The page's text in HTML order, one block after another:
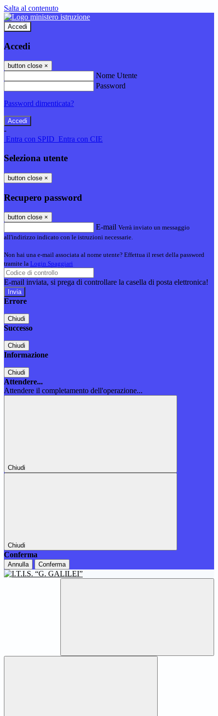
Salta al contenuto
Accedi
Accedi
button close ×
Nome Utente
Password
Password dimenticata?
-
Entra con SPID Entra con CIE
Seleziona utente
button close ×
Recupero password
button close ×
E-mail Verrà inviato un messaggio
all'indirizzo indicato con le istruzioni necessarie.
Non hai una e-mail associata al nome utente? Effettua il reset della password
tramite la Login Spaggiari
E-mail inviata, si prega di controllare la casella di posta elettronica!
Errore
Chiudi
Successo
Chiudi
Informazione
Chiudi
Attendere...
Attendere il completamento dell'operazione...
Chiudi
Chiudi
Conferma
Annulla Conferma